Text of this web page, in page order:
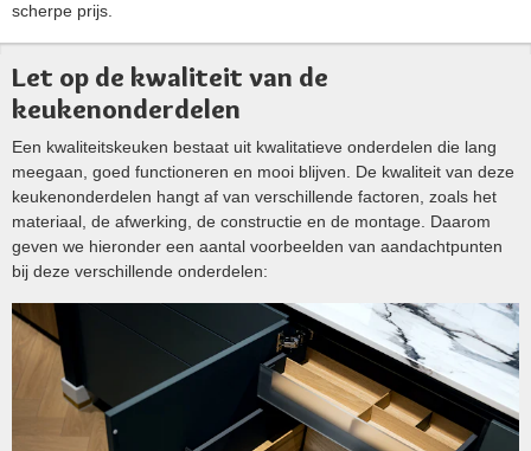
scherpe prijs.
Let op de kwaliteit van de
keukenonderdelen
Een kwaliteitskeuken bestaat uit kwalitatieve onderdelen die lang
meegaan, goed functioneren en mooi blijven. De kwaliteit van deze
keukenonderdelen hangt af van verschillende factoren, zoals het
materiaal, de afwerking, de constructie en de montage. Daarom
geven we hieronder een aantal voorbeelden van aandachtpunten
bij deze verschillende onderdelen: